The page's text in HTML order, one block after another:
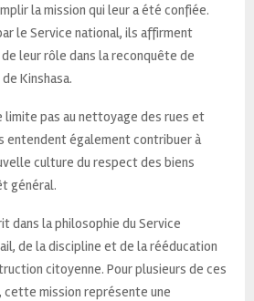
la mission qui leur a été confiée.
le Service national, ils affirment
leur rôle dans la reconquête de
Kinshasa.
limite pas au nettoyage des rues et
entendent également contribuer à
culture du respect des biens
général.
dans la philosophie du Service
de la discipline et de la rééducation
citoyenne. Pour plusieurs de ces
cette mission représente une